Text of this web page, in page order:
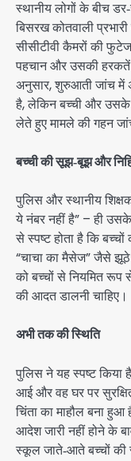
स्थानीय लोगों के बीच
बिसरख कोतवाली
सीसीटीवी कैमरों की
पहचान और उसकी
अनुसार, शुरुआती जांच में
है, लेकिन बच्ची और उसके
लेते हुए मामले की गहन
बच्ची की सूझ‑बूझ और
पुलिस और स्थानीय
ये नंबर नहीं है” – ही
से स्पष्ट होता है कि
“चाचा का मैसेज” जैसे झूठे
को बच्चों से नियमित रूप
की आदत डालनी चाहिए।
अभी तक की स्थिति
पुलिस ने यह स्पष्ट किया
आई और वह घर पर
चिंता का माहौल बना
आदेश जारी नहीं होने के
स्कूल जाते‑आते बच्चों की